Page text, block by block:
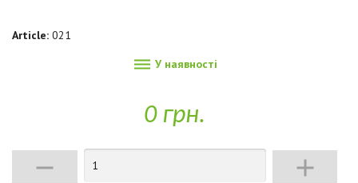
Article: 021
 У наявності
0 грн.
 